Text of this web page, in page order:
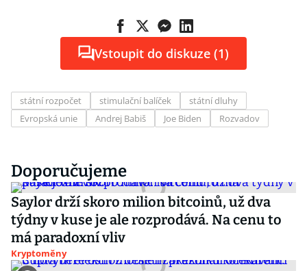
Vstoupit do diskuze (1)
státní rozpočet stimulační balíček
státní dluhy
Evropská unie
Andrej Babiš Joe Biden Rozvadov
Doporučujeme
Saylor drží skoro milion bitcoinů, už dva
týdny v kuse je ale rozprodává. Na cenu to
má paradoxní vliv
Kryptoměny